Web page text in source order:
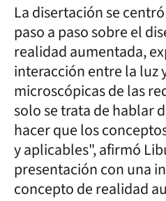
La disertación se
paso a paso sobre el
realidad aumentada,
interacción entre la luz
microscópicas de las
solo se trata de hablar
hacer que los
y aplicables", afirmó
presentación con una
concepto de realidad